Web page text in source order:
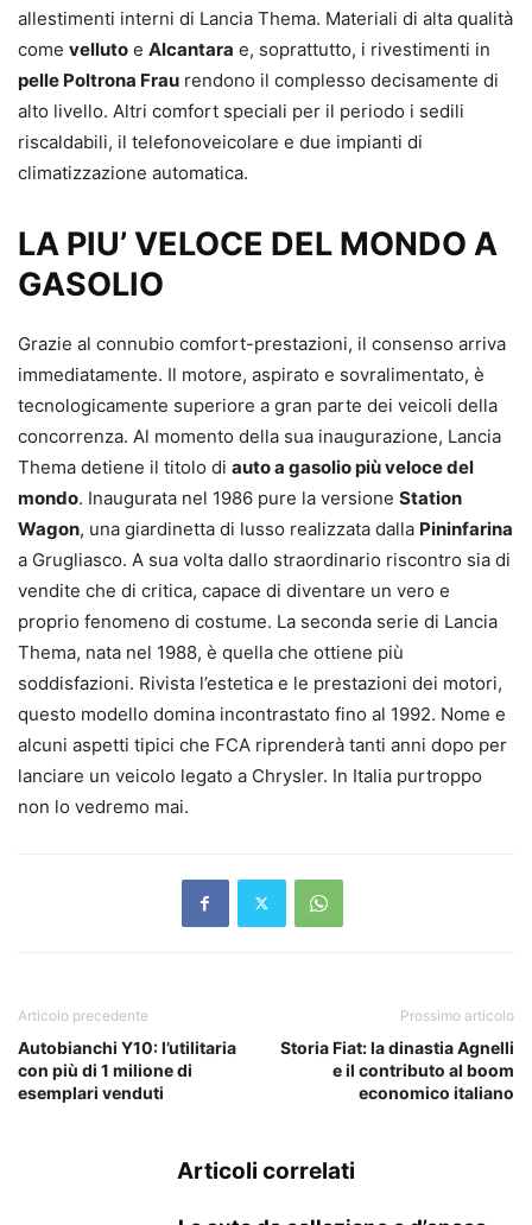
allestimenti interni di Lancia Thema. Materiali di alta qualità
come velluto e Alcantara e, soprattutto, i rivestimenti in
pelle Poltrona Frau rendono il complesso decisamente di
alto livello. Altri comfort speciali per il periodo i sedili
riscaldabili, il telefonoveicolare e due impianti di
climatizzazione automatica.
LA PIU’ VELOCE DEL MONDO A
GASOLIO
Grazie al connubio comfort-prestazioni, il consenso arriva
immediatamente. Il motore, aspirato e sovralimentato, è
tecnologicamente superiore a gran parte dei veicoli della
concorrenza. Al momento della sua inaugurazione, Lancia
Thema detiene il titolo di auto a gasolio più veloce del
mondo. Inaugurata nel 1986 pure la versione Station
Wagon, una giardinetta di lusso realizzata dalla Pininfarina
a Grugliasco. A sua volta dallo straordinario riscontro sia di
vendite che di critica, capace di diventare un vero e
proprio fenomeno di costume. La seconda serie di Lancia
Thema, nata nel 1988, è quella che ottiene più
soddisfazioni. Rivista l’estetica e le prestazioni dei motori,
questo modello domina incontrastato fino al 1992. Nome e
alcuni aspetti tipici che FCA riprenderà tanti anni dopo per
lanciare un veicolo legato a Chrysler. In Italia purtroppo
non lo vedremo mai.
Articolo precedente
Autobianchi Y10: l’utilitaria
con più di 1 milione di
esemplari venduti
Prossimo articolo
Storia Fiat: la dinastia Agnelli
e il contributo al boom
economico italiano
Articoli correlati